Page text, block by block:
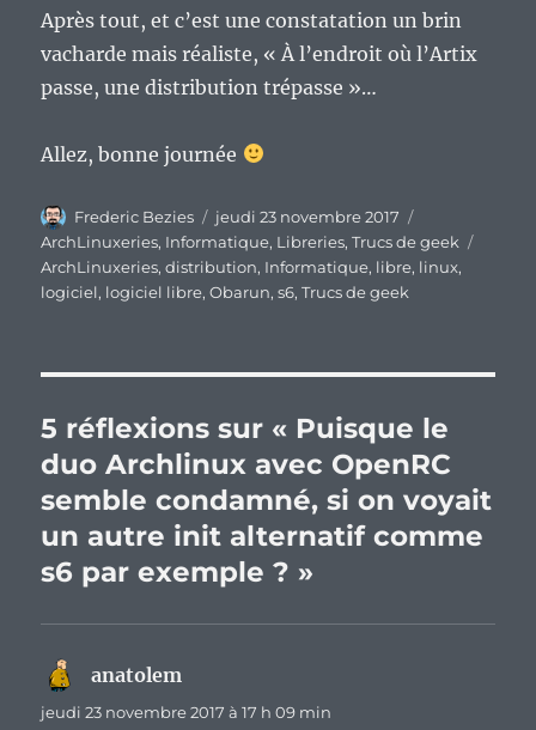
Après tout, et c’est une constatation un brin
vacharde mais réaliste, « À l’endroit où l’Artix
passe, une distribution trépasse »…
Allez, bonne journée
Auteur
Frederic Bezies
Publié
le
jeudi 23 novembre 2017
ArchLinuxeries, Informatique, Libreries,Trucs de geek
ArchLinuxeries,distribution, Informatique, libre, linux,
logiciel, logiciel libre,Obarun,s6,Trucs de geek
5 réflexions sur « Puisque le
duo Archlinux avec OpenRC
semble condamné, si on voyait
un autre init alternatif comme
s6 par exemple ? »
anatolem
jeudi 23 novembre 2017 à 17 h 09 min